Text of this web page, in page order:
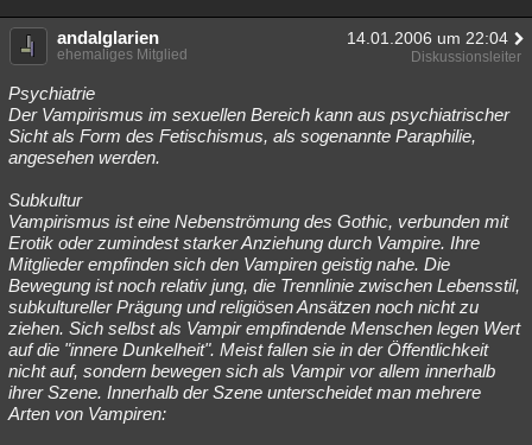
andalglarien 14.01.2006 um 22:04
ehemaliges Mitglied Diskussionsleiter
Psychiatrie
Der Vampirismus im sexuellen Bereich kann aus psychiatrischer
Sicht als Form des Fetischismus, als sogenannte Paraphilie,
angesehen werden.
Subkultur
Vampirismus ist eine Nebenströmung des Gothic, verbunden mit
Erotik oder zumindest starker Anziehung durch Vampire. Ihre
Mitglieder empfinden sich den Vampiren geistig nahe. Die
Bewegung ist noch relativ jung, die Trennlinie zwischen Lebensstil,
subkultureller Prägung und religiösen Ansätzen noch nicht zu
ziehen. Sich selbst als Vampir empfindende Menschen legen Wert
auf die "innere Dunkelheit". Meist fallen sie in der Öffentlichkeit
nicht auf, sondern bewegen sich als Vampir vor allem innerhalb
ihrer Szene. Innerhalb der Szene unterscheidet man mehrere
Arten von Vampiren: